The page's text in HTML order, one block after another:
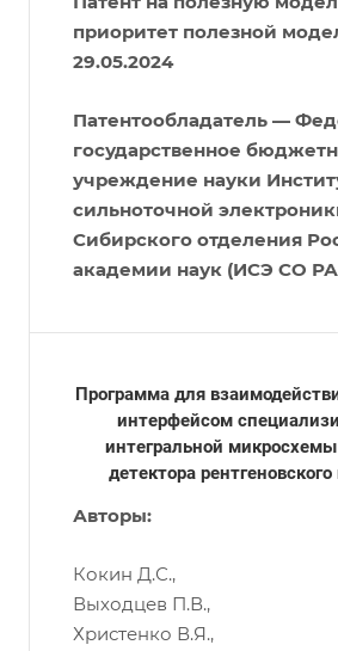
приоритет полезной
29.05.2024
Патентообладатель —
государственное
учреждение науки
сильноточной
Сибирского отделения
академии наук (ИСЭ СО
Программа для
интерфейсом
интегральной
детектора
Авторы:
Кокин Д.С.,
Выходцев П.В.,
Христенко В.Я.,